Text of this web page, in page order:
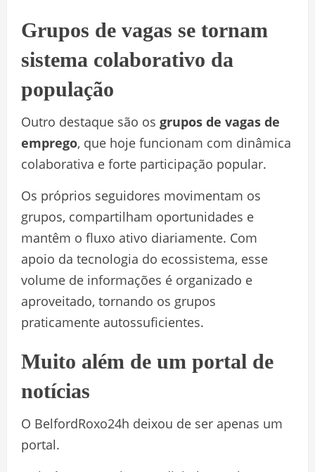
Grupos de vagas se tornam
sistema colaborativo da
população
Outro destaque são os grupos de vagas de
emprego, que hoje funcionam com dinâmica
colaborativa e forte participação popular.
Os próprios seguidores movimentam os
grupos, compartilham oportunidades e
mantêm o fluxo ativo diariamente. Com
apoio da tecnologia do ecossistema, esse
volume de informações é organizado e
aproveitado, tornando os grupos
praticamente autossuficientes.
Muito além de um portal de
notícias
O BelfordRoxo24h deixou de ser apenas um
portal.